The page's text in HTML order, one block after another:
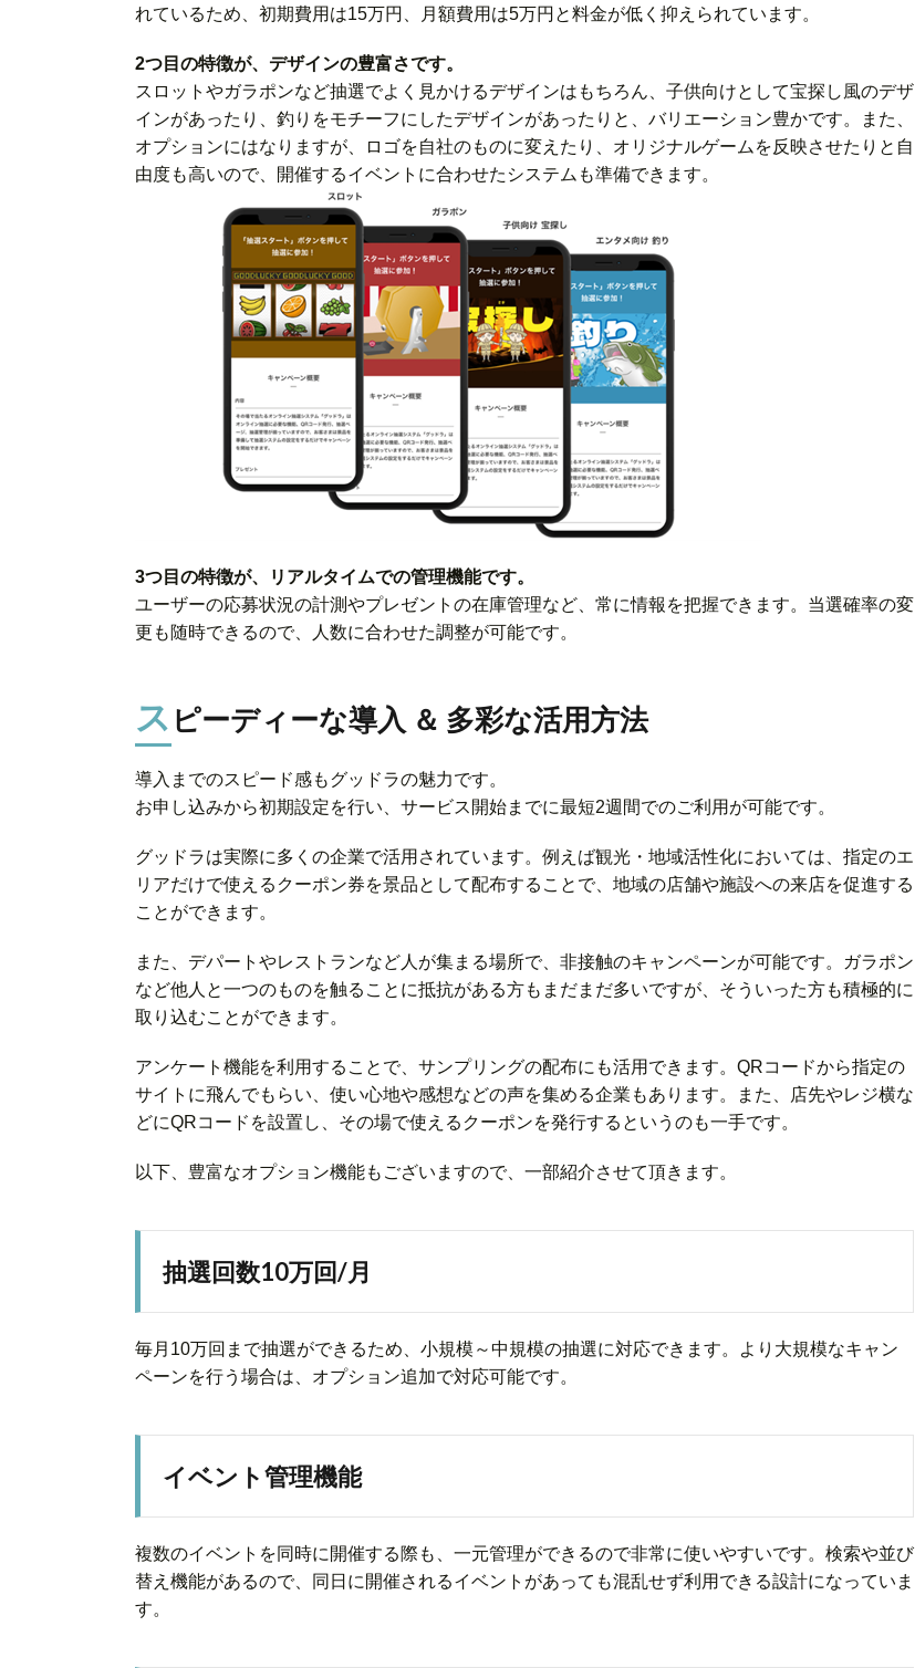
れているため、初期費用は15万円、月額費用は5万円と料金が低く抑えられています。
2つ目の特徴が、デザインの豊富さです。
スロットやガラポンなど抽選でよく見かけるデザインはもちろん、子供向けとして宝探し風のデザ
インがあったり、釣りをモチーフにしたデザインがあったりと、バリエーション豊かです。また、
オプションにはなりますが、ロゴを自社のものに変えたり、オリジナルゲームを反映させたりと自
由度も高いので、開催するイベントに合わせたシステムも準備できます。
3つ目の特徴が、リアルタイムでの管理機能です。
ユーザーの応募状況の計測やプレゼントの在庫管理など、常に情報を把握できます。当選確率の変
更も随時できるので、人数に合わせた調整が可能です。
ス ピーディーな導入 ＆ 多彩な活用方法
導入までのスピード感もグッドラの魅力です。
お申し込みから初期設定を行い、サービス開始までに最短2週間でのご利用が可能です。
グッドラは実際に多くの企業で活用されています。例えば観光・地域活性化においては、指定のエ
リアだけで使えるクーポン券を景品として配布することで、地域の店舗や施設への来店を促進する
ことができます。
また、デパートやレストランなど人が集まる場所で、非接触のキャンペーンが可能です。ガラポン
など他人と一つのものを触ることに抵抗がある方もまだまだ多いですが、そういった方も積極的に
取り込むことができます。
アンケート機能を利用することで、サンプリングの配布にも活用できます。QRコードから指定の
サイトに飛んでもらい、使い心地や感想などの声を集める企業もあります。また、店先やレジ横な
どにQRコードを設置し、その場で使えるクーポンを発行するというのも一手です。
以下、豊富なオプション機能もございますので、一部紹介させて頂きます。
抽選回数10万回/月
毎月10万回まで抽選ができるため、小規模～中規模の抽選に対応できます。より大規模なキャン
ペーンを行う場合は、オプション追加で対応可能です。
イベント管理機能
複数のイベントを同時に開催する際も、一元管理ができるので非常に使いやすいです。検索や並び
替え機能があるので、同日に開催されるイベントがあっても混乱せず利用できる設計になっていま
す。